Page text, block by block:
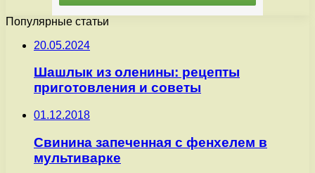
Популярные статьи
20.05.2024
Шашлык из оленины: рецепты
приготовления и советы
01.12.2018
Свинина запеченная с фенхелем в
мультиварке